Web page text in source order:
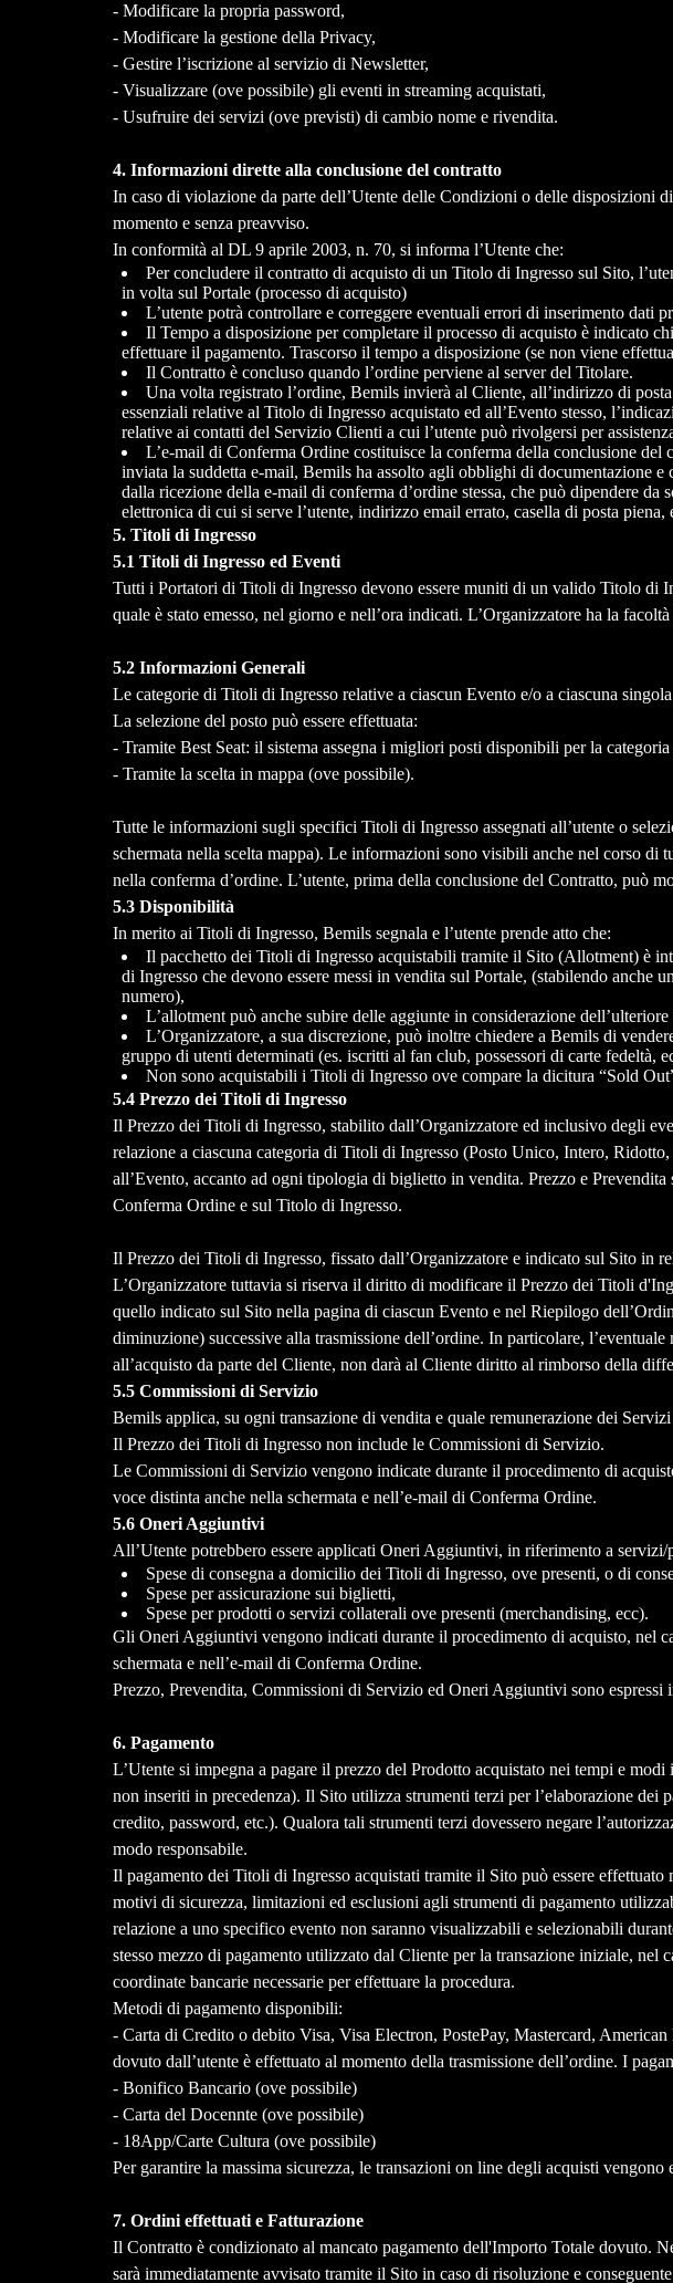
- Modificare la propria password,
- Modificare la gestione della Privacy,
- Gestire l’iscrizione al servizio di Newsletter,
- Visualizzare (ove possibile) gli eventi in streaming acquistati,
- Usufruire dei servizi (ove previsti) di cambio nome e rivendita.
4. Informazioni dirette alla conclusione del contratto
In caso di violazione da parte dell’Utente delle Condizioni o delle disposizioni
momento e senza preavviso.
In conformità al DL 9 aprile 2003, n. 70, si informa l’Utente che:
Per concludere il contratto di acquisto di un Titolo di Ingresso sul Sito,
in volta sul Portale (processo di acquisto)
L’utente potrà controllare e correggere eventuali errori di inserimento dati
Il Tempo a disposizione per completare il processo di acquisto è indicato
effettuare il pagamento. Trascorso il tempo a disposizione (se non viene
Il Contratto è concluso quando l’ordine perviene al server del Titolare.
Una volta registrato l’ordine, Bemils invierà al Cliente, all’indirizzo di
essenziali relative al Titolo di Ingresso acquistato ed all’Evento stesso,
relative ai contatti del Servizio Clienti a cui l’utente può rivolgersi per
L’e-mail di Conferma Ordine costituisce la conferma della conclusione
inviata la suddetta e-mail, Bemils ha assolto agli obblighi di documentazione
dalla ricezione della e-mail di conferma d’ordine stessa, che può dipendere
elettronica di cui si serve l’utente, indirizzo email errato, casella di posta piena,
5. Titoli di Ingresso
5.1 Titoli di Ingresso ed Eventi
Tutti i Portatori di Titoli di Ingresso devono essere muniti di un valido Titolo di
quale è stato emesso, nel giorno e nell’ora indicati. L’Organizzatore ha la
5.2 Informazioni Generali
Le categorie di Titoli di Ingresso relative a ciascun Evento e/o a ciascuna
La selezione del posto può essere effettuata:
- Tramite Best Seat: il sistema assegna i migliori posti disponibili per la categoria
- Tramite la scelta in mappa (ove possibile).
Tutte le informazioni sugli specifici Titoli di Ingresso assegnati all’utente o
schermata nella scelta mappa). Le informazioni sono visibili anche nel corso
nella conferma d’ordine. L’utente, prima della conclusione del Contratto, può
5.3 Disponibilità
In merito ai Titoli di Ingresso, Bemils segnala e l’utente prende atto che:
Il pacchetto dei Titoli di Ingresso acquistabili tramite il Sito (Allotment) è
di Ingresso che devono essere messi in vendita sul Portale, (stabilendo
numero),
L’allotment può anche subire delle aggiunte in considerazione
L’Organizzatore, a sua discrezione, può inoltre chiedere a Bemils di
gruppo di utenti determinati (es. iscritti al fan club, possessori di carte fedeltà,
Non sono acquistabili i Titoli di Ingresso ove compare la dicitura “Sold
5.4 Prezzo dei Titoli di Ingresso
Il Prezzo dei Titoli di Ingresso, stabilito dall’Organizzatore ed inclusivo degli
relazione a ciascuna categoria di Titoli di Ingresso (Posto Unico, Intero,
all’Evento, accanto ad ogni tipologia di biglietto in vendita. Prezzo e
Conferma Ordine e sul Titolo di Ingresso.
Il Prezzo dei Titoli di Ingresso, fissato dall’Organizzatore e indicato sul Sito in
L’Organizzatore tuttavia si riserva il diritto di modificare il Prezzo dei Titoli
quello indicato sul Sito nella pagina di ciascun Evento e nel Riepilogo
diminuzione) successive alla trasmissione dell’ordine. In particolare,
all’acquisto da parte del Cliente, non darà al Cliente diritto al rimborso della
5.5 Commissioni di Servizio
Bemils applica, su ogni transazione di vendita e quale remunerazione dei
Il Prezzo dei Titoli di Ingresso non include le Commissioni di Servizio.
Le Commissioni di Servizio vengono indicate durante il procedimento di
voce distinta anche nella schermata e nell’e-mail di Conferma Ordine.
5.6 Oneri Aggiuntivi
All’Utente potrebbero essere applicati Oneri Aggiuntivi, in riferimento a servizi/
Spese di consegna a domicilio dei Titoli di Ingresso, ove presenti, o di
Spese per assicurazione sui biglietti,
Spese per prodotti o servizi collaterali ove presenti (merchandising, ecc).
Gli Oneri Aggiuntivi vengono indicati durante il procedimento di acquisto, nel
schermata e nell’e-mail di Conferma Ordine.
Prezzo, Prevendita, Commissioni di Servizio ed Oneri Aggiuntivi sono
6. Pagamento
L’Utente si impegna a pagare il prezzo del Prodotto acquistato nei tempi e
non inseriti in precedenza). Il Sito utilizza strumenti terzi per l’elaborazione
credito, password, etc.). Qualora tali strumenti terzi dovessero negare
modo responsabile.
Il pagamento dei Titoli di Ingresso acquistati tramite il Sito può essere
motivi di sicurezza, limitazioni ed esclusioni agli strumenti di pagamento
relazione a uno specifico evento non saranno visualizzabili e selezionabili
stesso mezzo di pagamento utilizzato dal Cliente per la transazione iniziale,
coordinate bancarie necessarie per effettuare la procedura.
Metodi di pagamento disponibili:
- Carta di Credito o debito Visa, Visa Electron, PostePay, Mastercard,
dovuto dall’utente è effettuato al momento della trasmissione dell’ordine. I
- Bonifico Bancario (ove possibile)
- Carta del Docennte (ove possibile)
- 18App/Carte Cultura (ove possibile)
Per garantire la massima sicurezza, le transazioni on line degli acquisti
7. Ordini effettuati e Fatturazione
Il Contratto è condizionato al mancato pagamento dell'Importo Totale dovuto.
sarà immediatamente avvisato tramite il Sito in caso di risoluzione e